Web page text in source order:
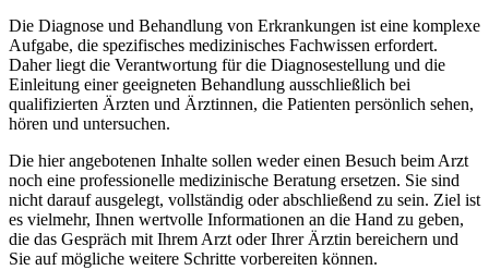
Die Diagnose und Behandlung von Erkrankungen ist eine komplexe
Aufgabe, die spezifisches medizinisches Fachwissen erfordert.
Daher liegt die Verantwortung für die Diagnosestellung und die
Einleitung einer geeigneten Behandlung ausschließlich bei
qualifizierten Ärzten und Ärztinnen, die Patienten persönlich sehen,
hören und untersuchen.
Die hier angebotenen Inhalte sollen weder einen Besuch beim Arzt
noch eine professionelle medizinische Beratung ersetzen. Sie sind
nicht darauf ausgelegt, vollständig oder abschließend zu sein. Ziel ist
es vielmehr, Ihnen wertvolle Informationen an die Hand zu geben,
die das Gespräch mit Ihrem Arzt oder Ihrer Ärztin bereichern und
Sie auf mögliche weitere Schritte vorbereiten können.